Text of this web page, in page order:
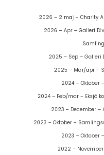
2026 – 2 maj – Charity
2026 – Apr – Galleri
2025 – Sep –
2025 – Mar/apr –
2024 – Oktober
2024 – Feb/mar – Eksjö
2023 – December
2023 – Oktober –
2023 – Oktober
2022 –